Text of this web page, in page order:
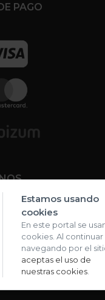
PAGO
Estamos usando
cookies
En este portal se
cookies. Al continuar
navegando por el
aceptas el uso de
nuestras cookies.